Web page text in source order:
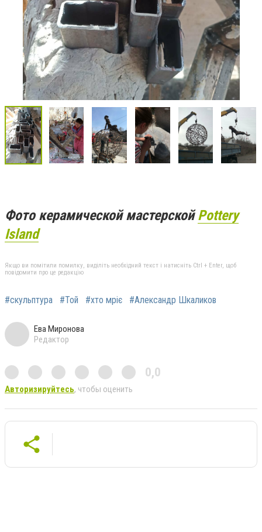
Фото керамической мастерскойPottery
Island
Якщо ви помітили помилку, виділіть необхідний текст і натисніть Ctrl + Enter, щоб
повідомити про це редакцію
#скульптура #Той #хто мріє #Александр Шкаликов
Ева Миронова
Редактор
0,0
Авторизируйтесь, чтобы оценить